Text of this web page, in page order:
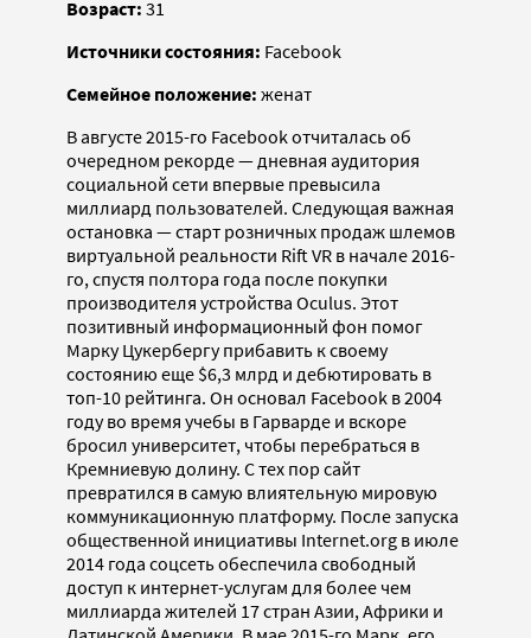
Возраст: 31
Источники состояния: Facebook
Семейное положение: женат
В августе 2015-го Facebook отчиталась об
очередном рекорде — дневная аудитория
социальной сети впервые превысила
миллиард пользователей. Следующая важная
остановка — старт розничных продаж шлемов
виртуальной реальности Rift VR в начале 2016-
го, спустя полтора года после покупки
производителя устройства Oculus. Этот
позитивный информационный фон помог
Марку Цукербергу прибавить к своему
состоянию еще $6,3 млрд и дебютировать в
топ-10 рейтинга. Он основал Facebook в 2004
году во время учебы в Гарварде и вскоре
бросил университет, чтобы перебраться в
Кремниевую долину. С тех пор сайт
превратился в самую влиятельную мировую
коммуникационную платформу. После запуска
общественной инициативы Internet.org в июле
2014 года соцсеть обеспечила свободный
доступ к интернет-услугам для более чем
миллиарда жителей 17 стран Азии, Африки и